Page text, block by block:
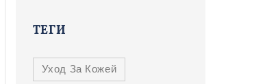
ТЕГИ
Уход За Кожей